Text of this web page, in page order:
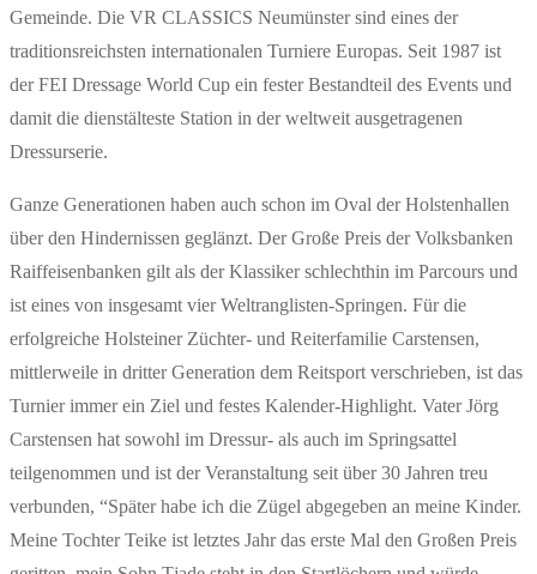
Gemeinde. Die VR CLASSICS Neumünster sind eines der
traditionsreichsten internationalen Turniere Europas. Seit 1987 ist
der FEI Dressage World Cup ein fester Bestandteil des Events und
damit die dienstälteste Station in der weltweit ausgetragenen
Dressurserie.
Ganze Generationen haben auch schon im Oval der Holstenhallen
über den Hindernissen geglänzt. Der Große Preis der Volksbanken
Raiffeisenbanken gilt als der Klassiker schlechthin im Parcours und
ist eines von insgesamt vier Weltranglisten-Springen. Für die
erfolgreiche Holsteiner Züchter- und Reiterfamilie Carstensen,
mittlerweile in dritter Generation dem Reitsport verschrieben, ist das
Turnier immer ein Ziel und festes Kalender-Highlight. Vater Jörg
Carstensen hat sowohl im Dressur- als auch im Springsattel
teilgenommen und ist der Veranstaltung seit über 30 Jahren treu
verbunden, “Später habe ich die Zügel abgegeben an meine Kinder.
Meine Tochter Teike ist letztes Jahr das erste Mal den Großen Preis